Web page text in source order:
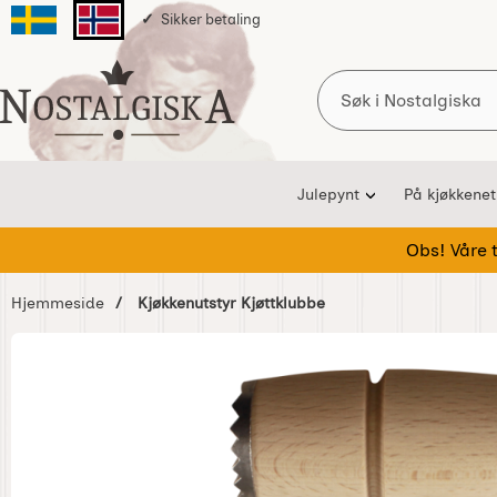
Svenska sidanNorska sidan
Sikker betaling
Startsiden for Nostalgiska
Søk
Julepynt På kjøkkenet
Obs! Våre
Hjemmeside Kjøkkenutstyr Kjøttklubbe